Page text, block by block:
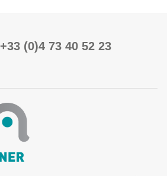
+33 (0)4 73 40 52 23